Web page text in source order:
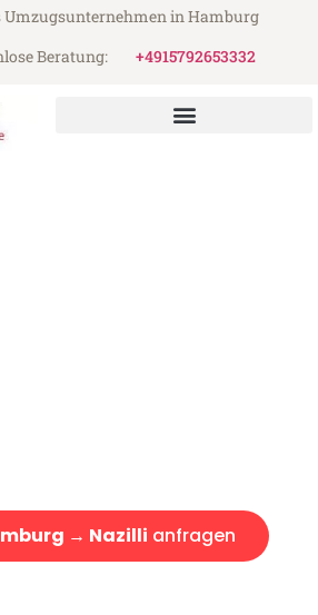
Umzugsunternehmen in Hamburg
Beratung:
+4915792653332
→ Nazilli anfragen